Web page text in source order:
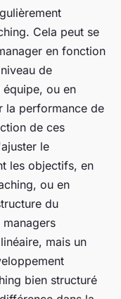
Cela peut se
en fonction
de
ou en
la performance de
de ces
le
les objectifs, en
ou en
du
mais un
bien structuré